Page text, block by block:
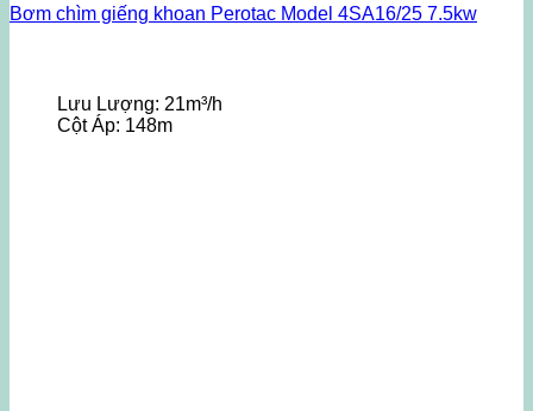
Bơm chìm giếng khoan Perotac Model 4SA16/25 7.5kw
Lưu Lượng: 21m³/h
Cột Áp: 148m